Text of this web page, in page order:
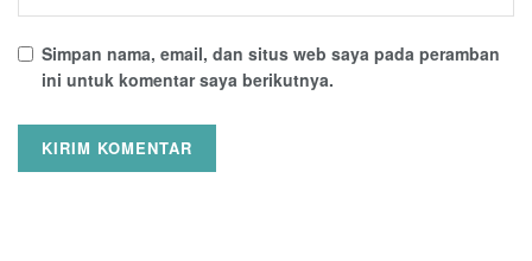
Simpan nama, email, dan situs web saya pada peramban
ini untuk komentar saya berikutnya.